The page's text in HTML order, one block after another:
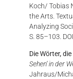
Koch/ Tobias
the Arts.
Analyzing
S. 85–103.
Die Wörter,
Sehen‘ in der
Jahraus/